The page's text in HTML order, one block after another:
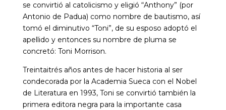
se convirtió al catolicismo y eligió “Anthony” (por
Antonio de Padua) como nombre de bautismo, así
tomó el diminutivo “Toni”, de su esposo adoptó el
apellido y entonces su nombre de pluma se
concretó: Toni Morrison.
Treintaitrés años antes de hacer historia al ser
condecorada por la Academia Sueca con el Nobel
de Literatura en 1993, Toni se convirtió también la
primera editora negra para la importante casa